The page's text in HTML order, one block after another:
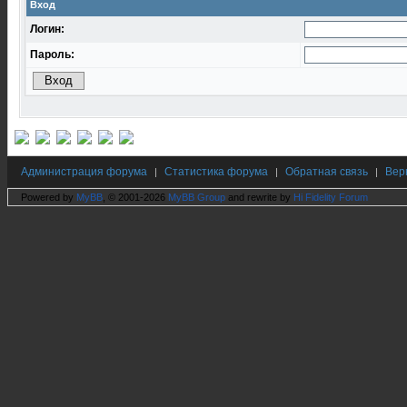
Вход
Логин:
Пароль:
Администрация форума | Статистика форума | Обратная связь |
Powered by MyBB , © 2001-2026 MyBB Group and rewrite by Hi Fidelity Forum